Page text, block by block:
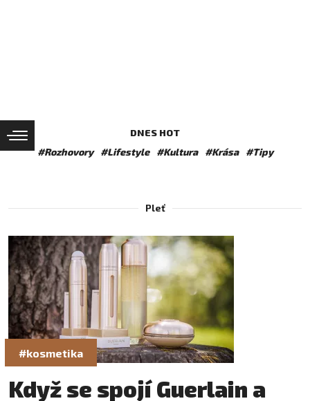
DNES HOT
#Rozhovory
#Lifestyle #Kultura #Krása #Tipy
Pleť
#kosmetika
Když se spojí Guerlain a